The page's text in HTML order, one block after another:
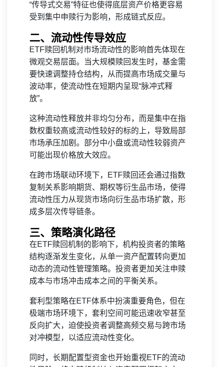
“传导式交易”特征也使得底层资产价格更容易
受到集中申赎行为影响，形成链式反应。
二、流动性传导效应
ETF赎回机制对市场流动性的影响首先体现在
微观交易层面。当大规模赎回发生时，基金需
要快速调整持仓结构，从而提高市场成交量与
波动率，使流动性在短期内呈现“脉冲式释
放”。
这种流动性释放并非均匀分布，而是集中在指
数权重较高或流动性较好的标的上，导致局部
市场承压加剧。部分中小盘或流动性较弱资产
可能出现价格放大效应。
在跨市场联动环境下，ETF赎回还会通过指数
复制关系影响期货、期权等衍生品市场，使得
流动性压力从现货市场向衍生品市场扩散，形
成多层次传导链条。
三、策略演化路径
在ETF赎回机制的影响下，机构投资者的策略
结构逐渐发生变化，从单一资产配置转向更加
动态的流动性管理策略。投资者更加关注申赎
成本与市场冲击成本之间的平衡关系。
套利型策略在ETF体系中扮演重要角色，但在
极端市场环境下，套利空间可能迅速收窄甚至
反向扩大，迫使投资者调整高频交易与跨市场
对冲模型，以适应流动性变化。
同时，长期配置型资金也开始重视ETF的流动